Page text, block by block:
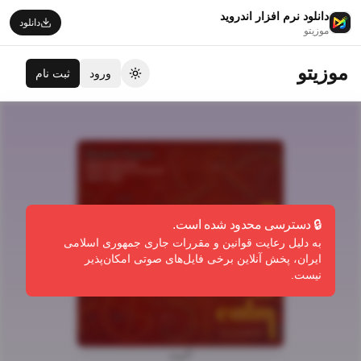
دانلود نرم افزار اندروید
موزیتو
دانلود
موزیتو تغییر تم
ورود ثبت نام
🔒 دسترسی محدود شده است.
به دلیل رعایت قوانین و مقررات جاری جمهوری اسلامی
ایران، پخش آنلاین برخی فایل‌های صوتی امکان‌پذیر
نیست.